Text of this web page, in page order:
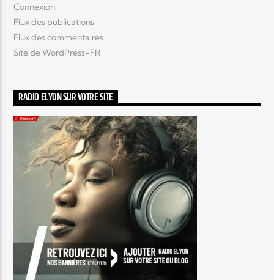
Connexion
Flux des publications
Flux des commentaires
Site de WordPress-FR
RADIO ELYON SUR VOTRE SITE